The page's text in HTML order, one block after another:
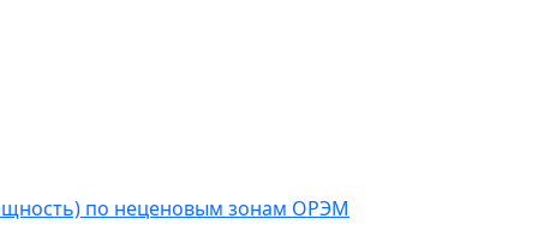
по неценовым зонам ОРЭМ